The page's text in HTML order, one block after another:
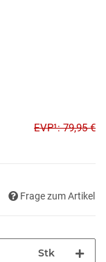
EVP¹: 79,95 €
Frage zum Artikel
Stk